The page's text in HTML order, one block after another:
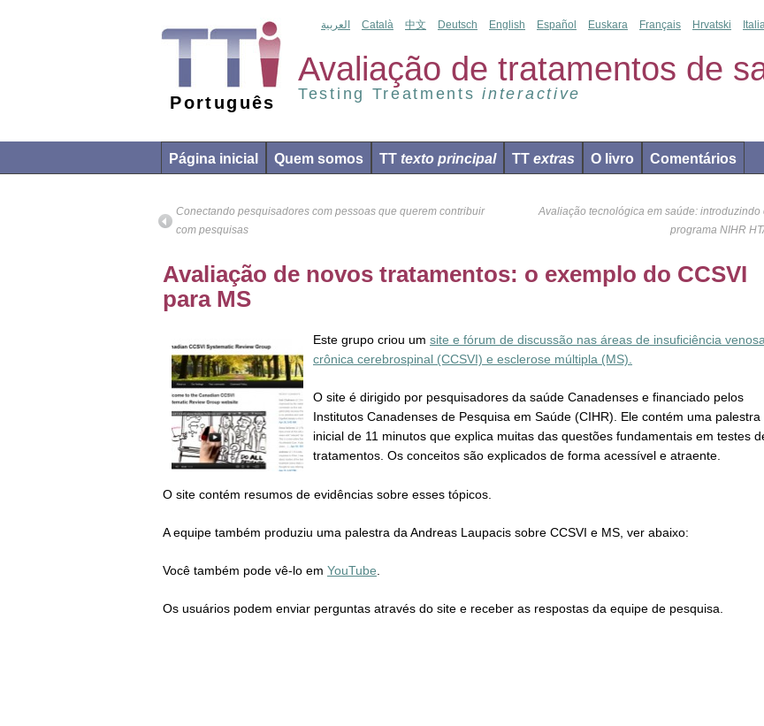
Português
Avaliação de tratamentos de
Testing Treatmentsinteractive
العربية Català 中文 Deutsch English Español Euskara Français Hrvatski
Página inicial Quem somos TT texto principal TT extras O livro Comentários
Conectando pesquisadores com pessoas que querem contribuir
com pesquisas
Avaliação tecnológica em saúde: introduzindo
programa NIHR
Avaliação de novos tratamentos: o exemplo do CCSVI
para MS
Este grupo criou um site e fórum de discussão nas áreas de insuficiência venosa
crônica cerebrospinal (CCSVI) e esclerose múltipla (MS).
O site é dirigido por pesquisadores da saúde Canadenses e financiado pelos
Institutos Canadenses de Pesquisa em Saúde (CIHR). Ele contém uma palestra
inicial de 11 minutos que explica muitas das questões fundamentais em testes
tratamentos. Os conceitos são explicados de forma acessível e atraente.
O site contém resumos de evidências sobre esses tópicos.
A equipe também produziu uma palestra da Andreas Laupacis sobre CCSVI e MS, ver abaixo:
Você também pode vê-lo em YouTube
Os usuários podem enviar perguntas através do site e receber as respostas da equipe de pesquisa.